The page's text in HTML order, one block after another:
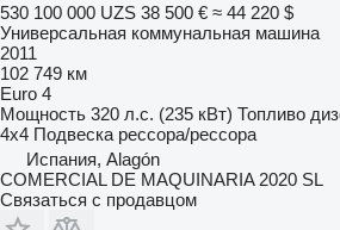
530 100 000 UZS 38 500 € ≈ 44 220 $
Универсальная коммунальная машина
2011
102 749 км
Euro 4
Мощность 320 л.с. (235 кВт) Топливо
4x4 Подвеска рессора/рессора
Испания, Alagón
COMERCIAL DE MAQUINARIA 2020 SL
Связаться с продавцом